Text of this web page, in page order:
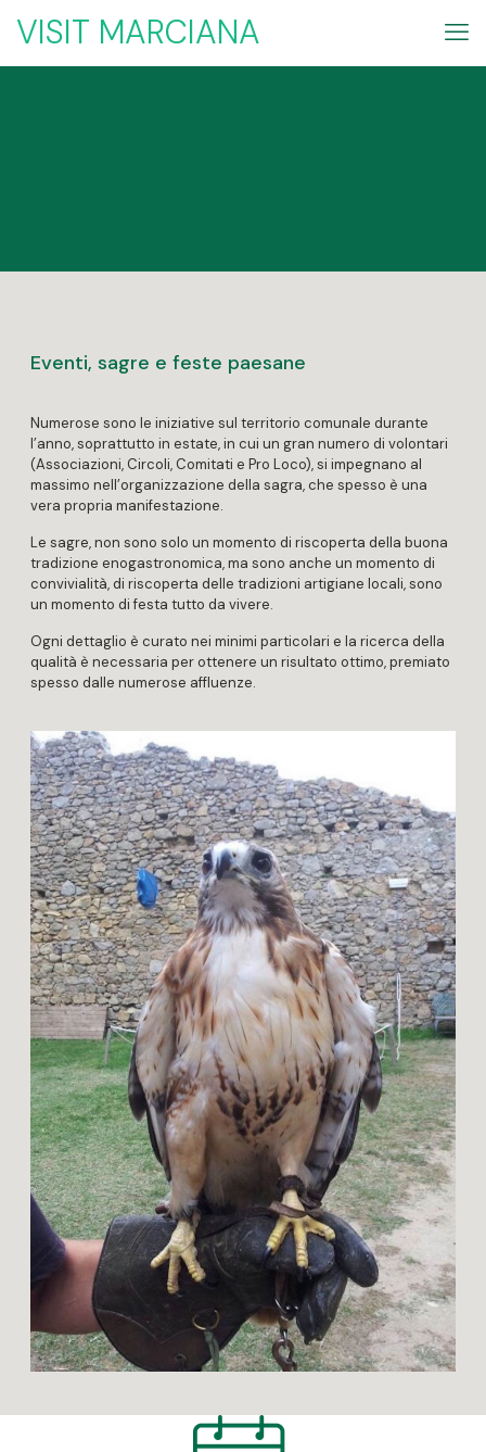
VISIT MARCIANA
Eventi, sagre e feste paesane
Numerose sono le iniziative sul territorio comunale durante
l’anno, soprattutto in estate, in cui un gran numero di volontari
(Associazioni, Circoli, Comitati e Pro Loco), si impegnano al
massimo nell’organizzazione della sagra, che spesso è una
vera propria manifestazione.
Le sagre, non sono solo un momento di riscoperta della buona
tradizione enogastronomica, ma sono anche un momento di
convivialità, di riscoperta delle tradizioni artigiane locali, sono
un momento di festa tutto da vivere.
Ogni dettaglio è curato nei minimi particolari e la ricerca della
qualità è necessaria per ottenere un risultato ottimo, premiato
spesso dalle numerose affluenze.